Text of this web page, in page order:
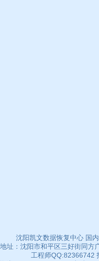
沈阳凯文数据恢复中心 国
地址：沈阳市和平区三好街同方
工程师QQ:82366742